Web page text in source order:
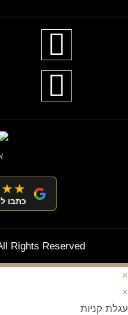
כתבו
Rights Reserved
×
×
עגלת קניות